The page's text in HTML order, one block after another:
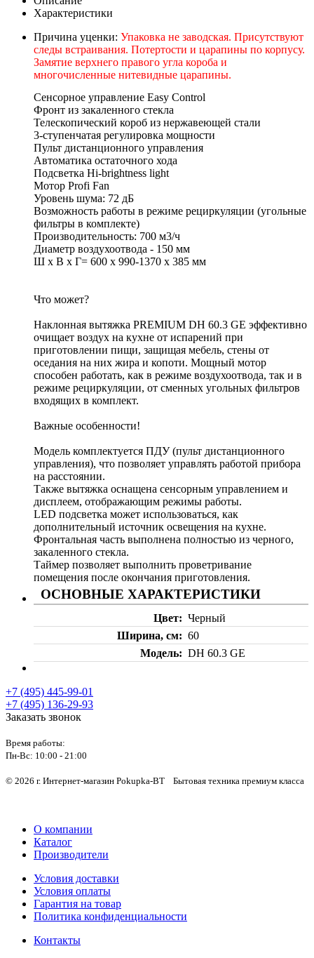
Характеристики
Причина уценки: Упаковка не заводская. Присутствуют
следы встраивания. Потертости и царапины по корпусу.
Замятие верхнего правого угла короба и
многочисленные нитевидные царапины.
Сенсорное управление Easy Control
Фронт из закаленного стекла
Телескопический короб из нержавеющей стали
3-ступенчатая регулировка мощности
Пульт дистанционного управления
Автоматика остаточного хода
Подсветка Hi-brightness light
Мотор Profi Fan
Уровень шума: 72 дБ
Возможность работы в режиме рециркуляции (угольные
фильтры в комплекте)
Производительность: 700 м3/ч
Диаметр воздухоотвода - 150 мм
Ш х В х Г= 600 х 990-1370 х 385 мм
Что может?
Наклонная вытяжка PREMIUM DH 60.3 GE эффективно
очищает воздух на кухне от испарений при
приготовлении пищи, защищая мебель, стены от
оседания на них жира и копоти. Мощный мотор
способен работать, как в режиме воздухоотвода, так и в
режиме рециркуляции, от сменных угольных фильтров
входящих в комплект.
Важные особенности!
Модель комплектуется ПДУ (пульт дистанционного
управления), что позволяет управлять работой прибора
на расстоянии.
Также вытяжка оснащена сенсорным управлением и
дисплеем, отображающим режимы работы.
LED подсветка может использоваться, как
дополнительный источник освещения на кухне.
Фронтальная часть выполнена полностью из черного,
закаленного стекла.
Таймер позволяет выполнить проветривание
помещения после окончания приготовления.
ОСНОВНЫЕ ХАРАКТЕРИСТИКИ
Цвет
Черный
Ширина, см
60
Модель
DH 60.3 GE
+7 (495) 445-99-01
+7 (495) 136-29-93
Заказать звонок
Время работы:
Пн-Вс: 10:00 - 21:00
© 2026 г. Интернет-магазин Pokupka-BT Бытовая техника премиум класса
О компании
Каталог
Производители
Условия доставки
Условия оплаты
Гарантия на товар
Политика конфиденциальности
Контакты